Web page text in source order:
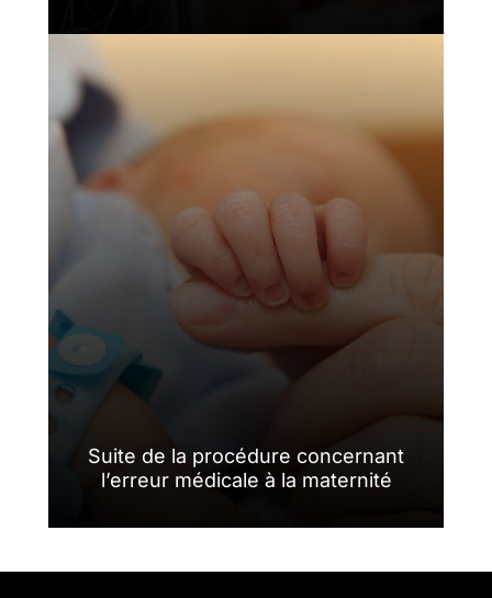
Suite de la procédure concernant
l’erreur médicale à la maternité